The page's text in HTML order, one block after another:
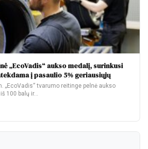
„EcoVadis“ aukso medalį, surinkusi
į pasaulio 5% geriausiųjų
„EcoVadis“ tvarumo reitinge pelnė aukso
100 balų ir…